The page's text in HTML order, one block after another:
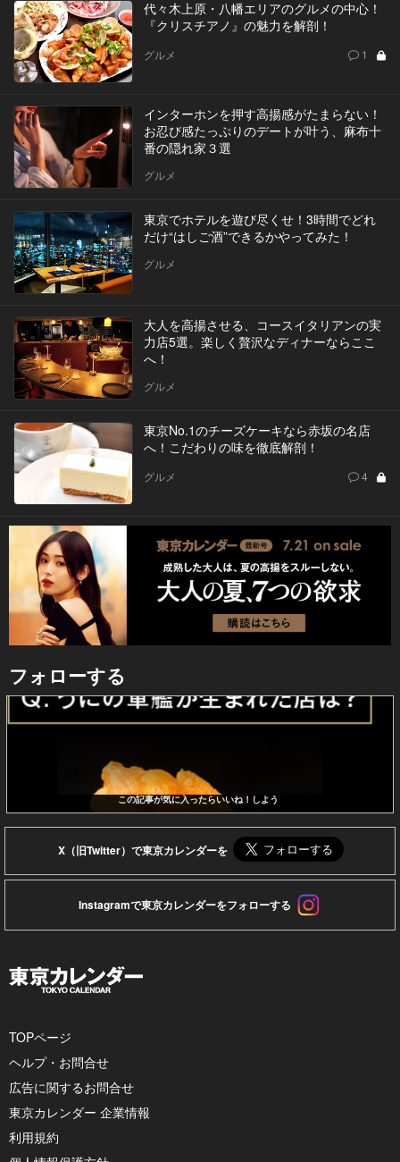
代々木上原・八幡エリアのグルメの中心！
『クリスチアノ』の魅力を解剖！
グルメ 1
インターホンを押す高揚感がたまらない！
お忍び感たっぷりのデートが叶う、麻布十
番の隠れ家３選
グルメ
東京でホテルを遊び尽くせ！3時間でどれ
だけ“はしご酒”できるかやってみた！
グルメ
大人を高揚させる、コースイタリアンの実
力店5選。楽しく贅沢なディナーならここ
へ！
グルメ
東京No.1のチーズケーキなら赤坂の名店
へ！こだわりの味を徹底解剖！
グルメ 4
フォローする
この記事が気に入ったらいいね！しよう
X（旧Twitter）で東京カレンダーを
Instagramで東京カレンダーをフォローする
TOPページ
ヘルプ・お問合せ
広告に関するお問合せ
東京カレンダー 企業情報
利用規約